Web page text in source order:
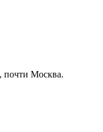
почти Москва.